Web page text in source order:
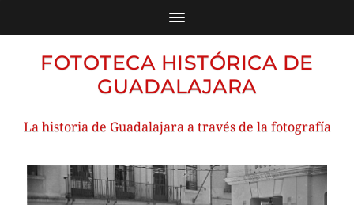
FOTOTECA HISTÓRICA DE
GUADALAJARA
La historia de Guadalajara a través de la fotografía